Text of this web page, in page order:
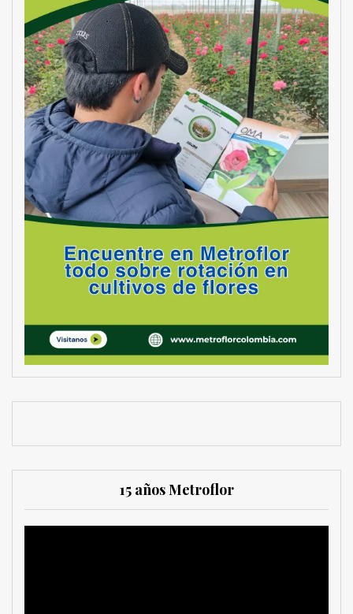
15 años Metroflor